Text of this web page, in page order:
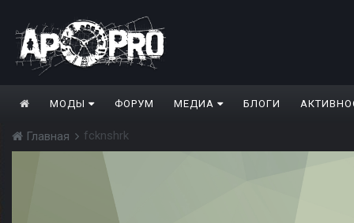
МОДЫ ФОРУМ МЕДИА БЛОГИ
Главная fcknshrk